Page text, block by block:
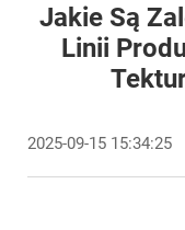
Jakie Są
Linii
2025-09-15 15:34:25